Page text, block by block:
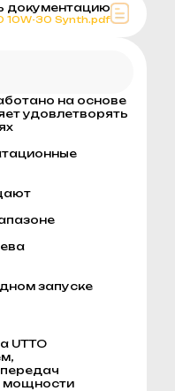
документацию
10W-30 Synth.pdf
на основе
удовлетворять
запуске
UTTO
мощности